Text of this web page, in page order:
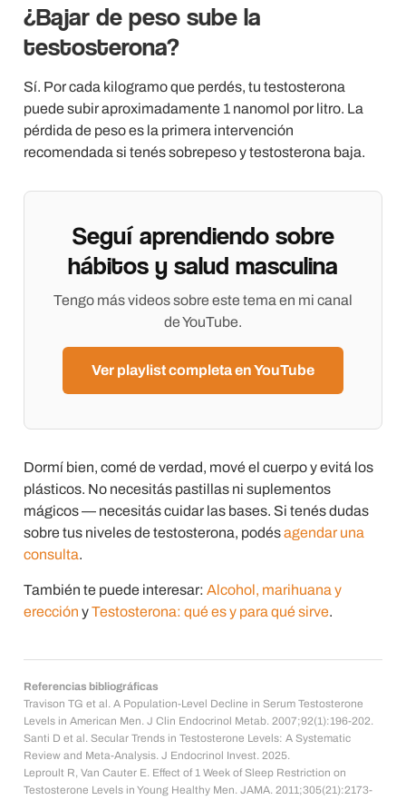
¿Bajar de peso sube la
testosterona?
Sí. Por cada kilogramo que perdés, tu testosterona
puede subir aproximadamente 1 nanomol por litro. La
pérdida de peso es la primera intervención
recomendada si tenés sobrepeso y testosterona baja.
Seguí aprendiendo sobre
hábitos y salud masculina
Tengo más videos sobre este tema en mi canal
de YouTube.
Ver playlist completa en YouTube
Dormí bien, comé de verdad, mové el cuerpo y evitá los
plásticos. No necesitás pastillas ni suplementos
mágicos — necesitás cuidar las bases. Si tenés dudas
sobre tus niveles de testosterona, podésagendar una
consulta.
También te puede interesar: Alcohol, marihuana y
erección yTestosterona: qué es y para qué sirve.
Referencias bibliográficas
Travison TG et al. A Population-Level Decline in Serum Testosterone
Levels in American Men. J Clin Endocrinol Metab. 2007;92(1):196-202.
Santi D et al. Secular Trends in Testosterone Levels: A Systematic
Review and Meta-Analysis. J Endocrinol Invest. 2025.
Leproult R, Van Cauter E. Effect of 1 Week of Sleep Restriction on
Testosterone Levels in Young Healthy Men. JAMA. 2011;305(21):2173-